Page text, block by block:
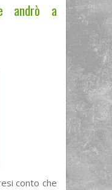
andrò a
conto che